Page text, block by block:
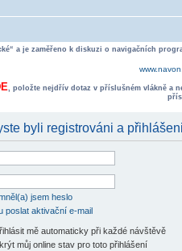
a je zaměřeno k diskuzi o navigačních
, položte nejdřív dotaz v příslušném vlákně a
byli registrováni a
jsem heslo
poslat aktivační e-mail
mě automaticky při každé návštěvě
můj online stav pro toto přihlášení